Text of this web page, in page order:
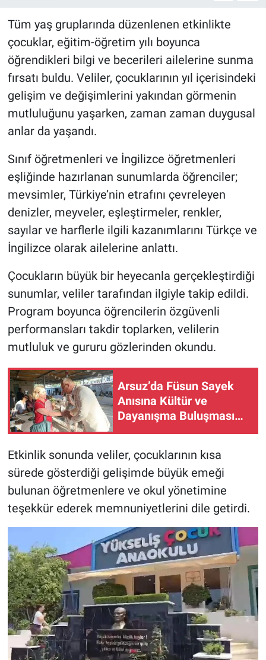
Tüm yaş gruplarında düzenlenen etkinlikte
çocuklar, eğitim-öğretim yılı boyunca
öğrendikleri bilgi ve becerileri ailelerine sunma
fırsatı buldu. Veliler, çocuklarının yıl içerisindeki
gelişim ve değişimlerini yakından görmenin
mutluluğunu yaşarken, zaman zaman duygusal
anlar da yaşandı.
Sınıf öğretmenleri ve İngilizce öğretmenleri
eşliğinde hazırlanan sunumlarda öğrenciler;
mevsimler, Türkiye’nin etrafını çevreleyen
denizler, meyveler, eşleştirmeler, renkler,
sayılar ve harflerle ilgili kazanımlarını Türkçe ve
İngilizce olarak ailelerine anlattı.
Çocukların büyük bir heyecanla gerçekleştirdiği
sunumlar, veliler tarafından ilgiyle takip edildi.
Program boyunca öğrencilerin özgüvenli
performansları takdir toplarken, velilerin
mutluluk ve gururu gözlerinden okundu.
Arsuz’da Füsun Sayek
Anısına Kültür ve
Dayanışma Buluşması…
Etkinlik sonunda veliler, çocuklarının kısa
sürede gösterdiği gelişimde büyük emeği
bulunan öğretmenlere ve okul yönetimine
teşekkür ederek memnuniyetlerini dile getirdi.